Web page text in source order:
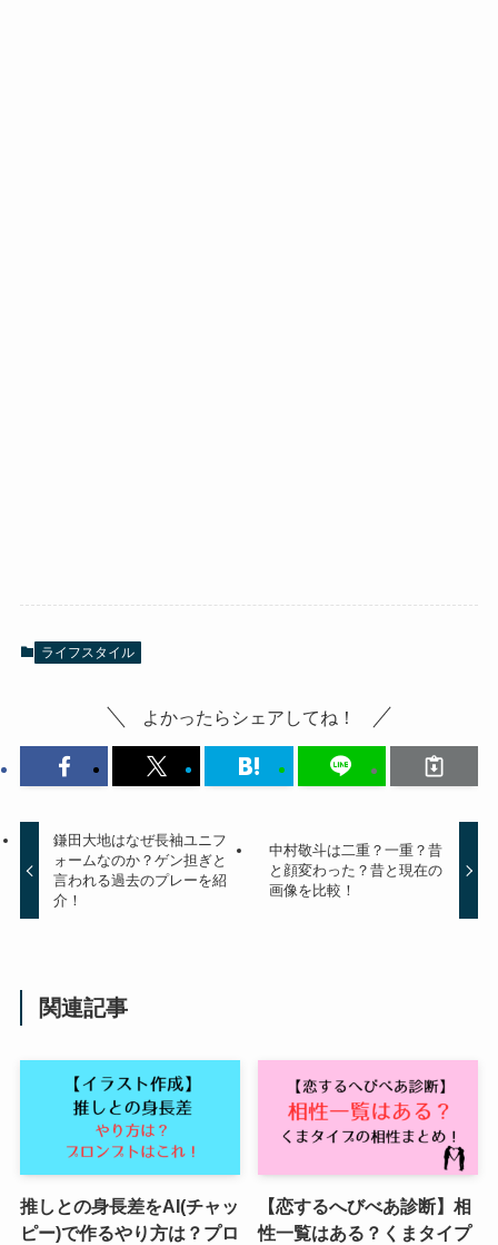
ライフスタイル
よかったらシェアしてね！
鎌田大地はなぜ長袖ユニフ
ォームなのか？ゲン担ぎと
言われる過去のプレーを紹
介！
中村敬斗は二重？一重？昔
と顔変わった？昔と現在の
画像を比較！
関連記事
推しとの身長差をAI(チャッ
ピー)で作るやり方は？プロ
【恋するへびべあ診断】相
性一覧はある？くまタイプ